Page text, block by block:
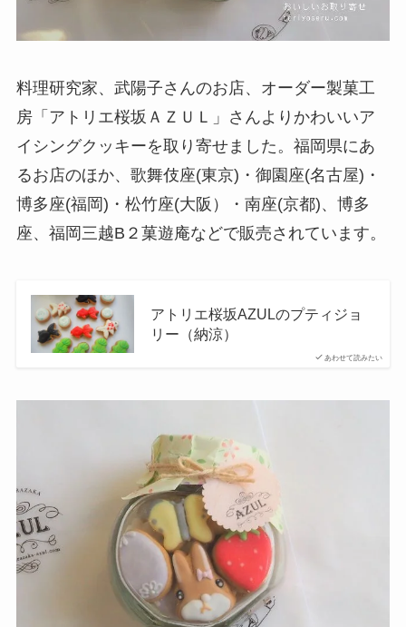
料理研究家、武陽子さんのお店、オーダー製菓工
房「アトリエ桜坂ＡＺＵＬ」さんよりかわいいア
イシングクッキーを取り寄せました。福岡県にあ
るお店のほか、歌舞伎座(東京)・御園座(名古屋)・
博多座(福岡)・松竹座(大阪）・南座(京都)、博多
座、福岡三越B２菓遊庵などで販売されています。
あわせて読みたい
アトリエ桜坂AZULのプティジョ
リー（納涼）